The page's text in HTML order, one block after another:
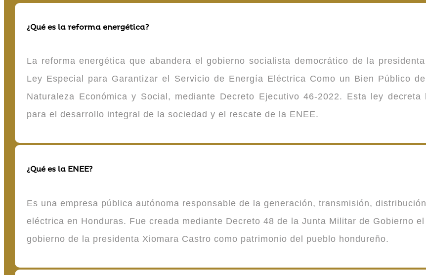
¿Qué es la reforma energética?
La reforma energética que abandera el gobierno socialista democrático de la
Ley Especial para Garantizar el Servicio de Energía Eléctrica Como un Bien Público
Naturaleza Económica y Social, mediante Decreto Ejecutivo 46-2022. Esta ley
para el desarrollo integral de la sociedad y el rescate de la ENEE.
¿Qué es la ENEE?
Es una empresa pública autónoma responsable de la generación, transmisión,
eléctrica en Honduras. Fue creada mediante Decreto 48 de la Junta Militar de Gobierno
gobierno de la presidenta Xiomara Castro como patrimonio del pueblo hondureño.